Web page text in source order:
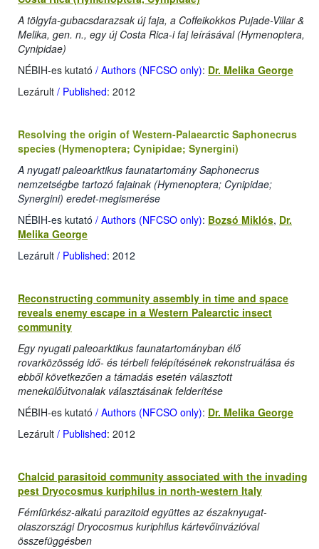
A tölgyfa-gubacsdarazsak új faja, a Coffeikokkos Pujade-Villar &
Melika, gen. n., egy új Costa Rica-i faj leírásával (Hymenoptera,
Cynipidae)
NÉBIH-es kutató / Authors (NFCSO only): Dr. Melika George
Lezárult / Published: 2012
Resolving the origin of Western-Palaearctic Saphonecrus
species (Hymenoptera; Cynipidae; Synergini)
A nyugati paleoarktikus faunatartomány Saphonecrus
nemzetségbe tartozó fajainak (Hymenoptera; Cynipidae;
Synergini) eredet-megismerése
NÉBIH-es kutató / Authors (NFCSO only): Bozsó Miklós, Dr.
Melika George
Lezárult / Published: 2012
Reconstructing community assembly in time and space
reveals enemy escape in a Western Palearctic insect
community
Egy nyugati paleoarktikus faunatartományban élő
rovarközösség idő- és térbeli felépítésének rekonstruálása és
ebből következően a támadás esetén választott
menekülőútvonalak választásának felderítése
NÉBIH-es kutató / Authors (NFCSO only): Dr. Melika George
Lezárult / Published: 2012
Chalcid parasitoid community associated with the invading
pest Dryocosmus kuriphilus in north-western Italy
Fémfürkész-alkatú parazitoid együttes az északnyugat-
olaszországi Dryocosmus kuriphilus kártevőinvázióval
összefüggésben